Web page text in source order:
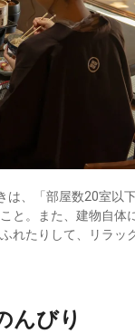
、「部屋数20室以
と。また、建物自体
れたりして、リラッ
んびり